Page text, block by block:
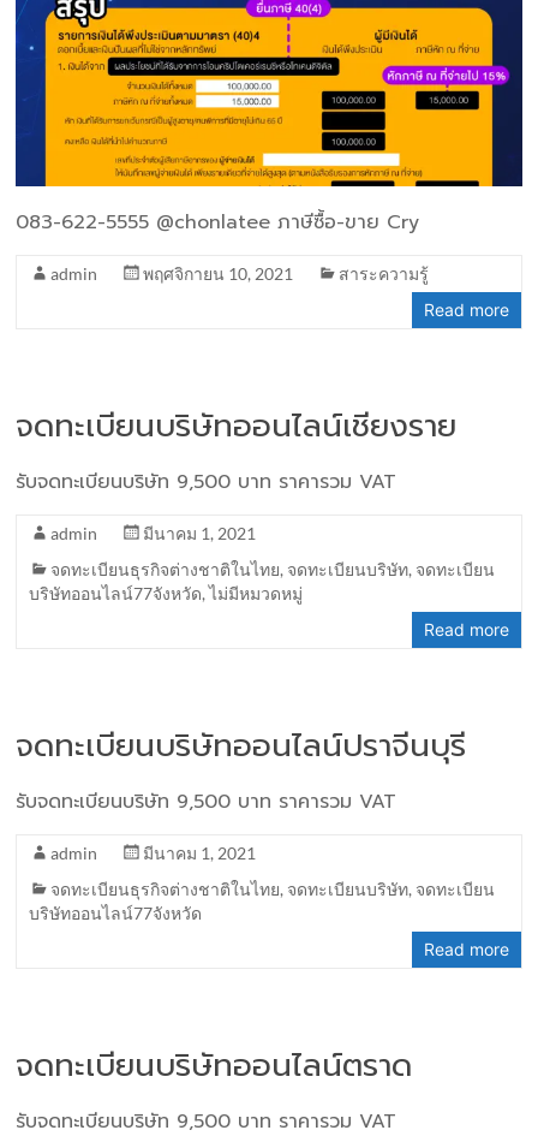
083-622-5555 @chonlatee ภาษีซื้อ-ขาย Cry
admin พฤศจิกายน 10, 2021
สาระความรู้
Read more
จดทะเบียนบริษัทออนไลน์เชียงราย
รับจดทะเบียนบริษัท 9,500 บาท ราคารวม VAT
admin
มีนาคม 1, 2021
จดทะเบียนธุรกิจต่างชาติในไทย, จดทะเบียนบริษัท, จดทะเบียน
บริษัทออนไลน์77จังหวัด,ไม่มีหมวดหมู่
Read more
จดทะเบียนบริษัทออนไลน์ปราจีนบุรี
รับจดทะเบียนบริษัท 9,500 บาท ราคารวม VAT
admin
มีนาคม 1, 2021
จดทะเบียนธุรกิจต่างชาติในไทย, จดทะเบียนบริษัท, จดทะเบียน
บริษัทออนไลน์77จังหวัด
Read more
จดทะเบียนบริษัทออนไลน์ตราด
รับจดทะเบียนบริษัท 9,500 บาท ราคารวม VAT